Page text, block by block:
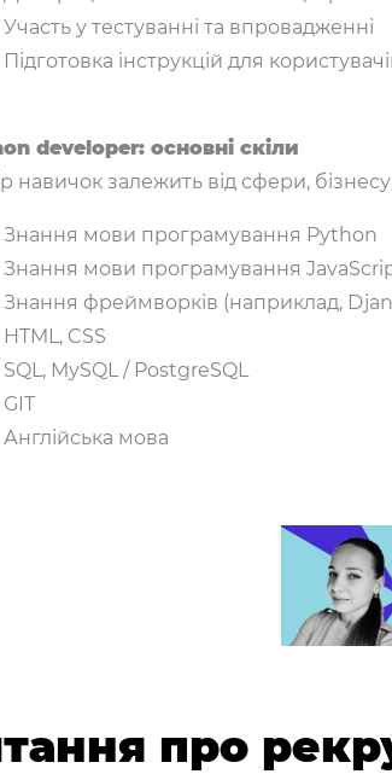
Участь у тестуванні та впровадженні
Підготовка інструкцій для
developer: основні скіли
навичок залежить від сфери,
Знання мови програмування Python
Знання мови програмування
Знання фреймворків (наприклад,
HTML, CSS
SQL, MySQL / PostgreSQL
GIT
Англійська мова
про